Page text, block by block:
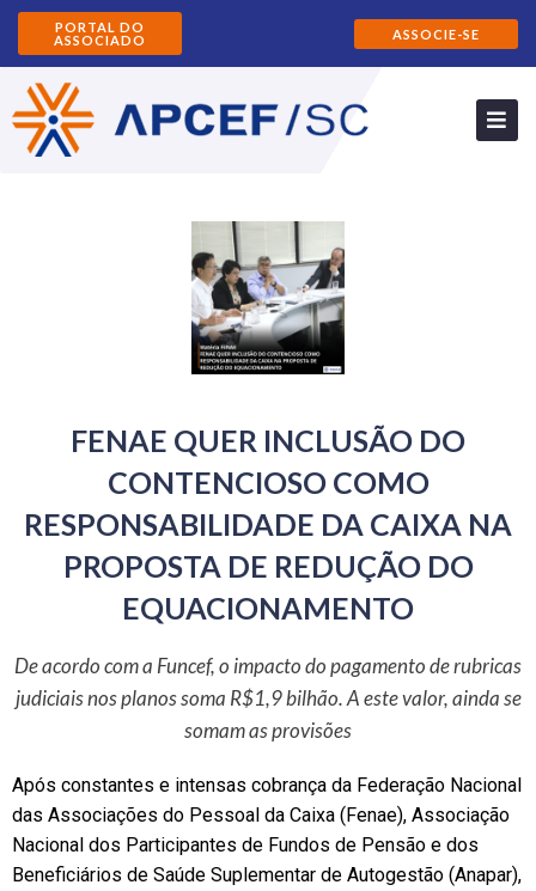
PORTAL DO
ASSOCIADO
ASSOCIE-SE
FENAE QUER INCLUSÃO DO
CONTENCIOSO COMO
RESPONSABILIDADE DA CAIXA NA
PROPOSTA DE REDUÇÃO DO
EQUACIONAMENTO
De acordo com a Funcef, o impacto do pagamento de rubricas
judiciais nos planos soma R$1,9 bilhão. A este valor, ainda se
somam as provisões
Após constantes e intensas cobrança da Federação Nacional
das Associações do Pessoal da Caixa (Fenae), Associação
Nacional dos Participantes de Fundos de Pensão e dos
Beneficiários de Saúde Suplementar de Autogestão (Anapar),